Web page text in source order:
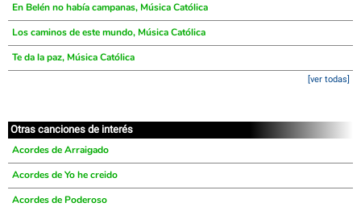
En Belén no había campanas, Música Católica
Los caminos de este mundo, Música Católica
Te da la paz, Música Católica
[ver todas]
Otras canciones de interés
Acordes de Arraigado
Acordes de Yo he creido
Acordes de Poderoso